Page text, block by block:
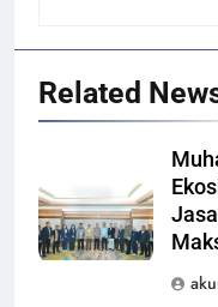
Related